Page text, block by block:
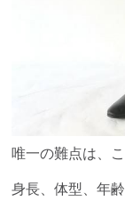
唯一の難点は、
身長、体型、年